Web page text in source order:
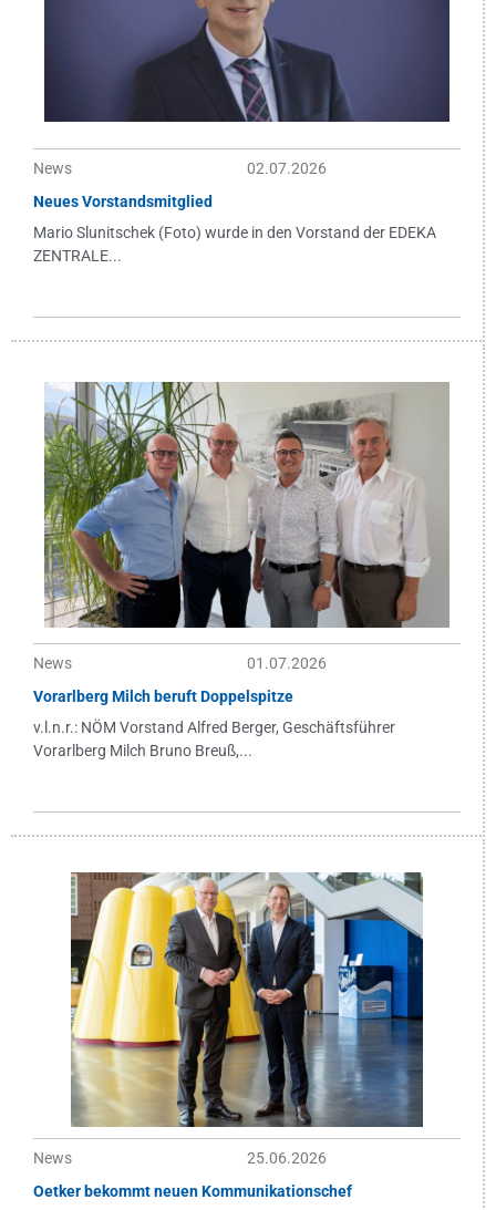
News
02.07.2026
Neues Vorstandsmitglied
Mario Slunitschek (Foto) wurde in den Vorstand der EDEKA
ZENTRALE...
News
01.07.2026
Vorarlberg Milch beruft Doppelspitze
v.l.n.r.: NÖM Vorstand Alfred Berger, Geschäftsführer
Vorarlberg Milch Bruno Breuß,...
News
25.06.2026
Oetker bekommt neuen Kommunikationschef